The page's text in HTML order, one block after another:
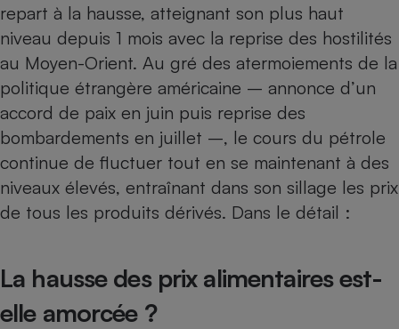
repart à la hausse, atteignant son plus haut
niveau depuis 1 mois avec la reprise des hostilités
au Moyen-Orient. Au gré des atermoiements de la
politique étrangère américaine – annonce d’un
accord de paix en juin puis reprise des
bombardements en juillet –, le cours du pétrole
continue de fluctuer tout en se maintenant à des
niveaux élevés, entraînant dans son sillage les prix
de tous les produits dérivés. Dans le détail :
La hausse des prix alimentaires est-
elle amorcée ?
Cafetière à expressos